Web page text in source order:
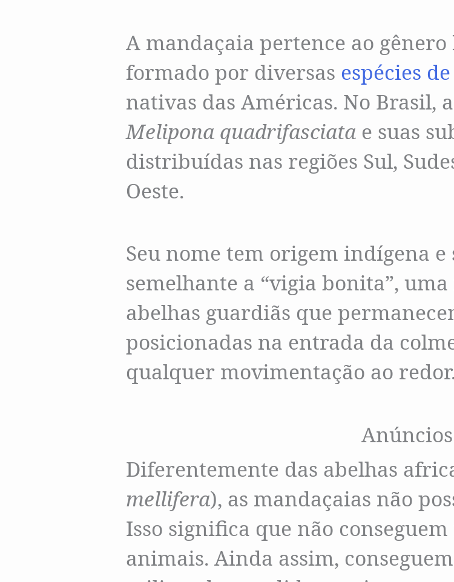
A mandaçaia pertence ao gênero
formado por diversas espécies
nativas das Américas. No Brasil,
Melipona quadrifasciata e suas
distribuídas nas regiões Sul,
Oeste.
Seu nome tem origem indígena
semelhante a “vigia bonita”,
abelhas guardiãs que
posicionadas na entrada da
qualquer movimentação ao
Anúncios
Diferentemente das abelhas
mellifera), as mandaçaias não
Isso significa que não
animais. Ainda assim,